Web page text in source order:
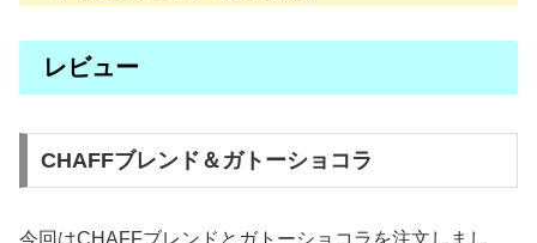
レビュー
CHAFFブレンド＆ガトーショコラ
今回はCHAFFブレンドとガトーショコラを注文しまし